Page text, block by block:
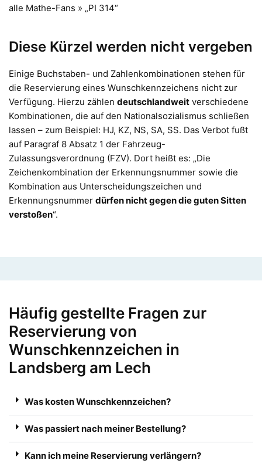
alle Mathe-Fans » „PI 314“
Diese Kürzel werden nicht vergeben
Einige Buchstaben- und Zahlenkombinationen stehen für
die Reservierung eines Wunschkennzeichens nicht zur
Verfügung. Hierzu zählen deutschlandweit verschiedene
Kombinationen, die auf den Nationalsozialismus schließen
lassen – zum Beispiel: HJ, KZ, NS, SA, SS. Das Verbot fußt
auf Paragraf 8 Absatz 1 der Fahrzeug-
Zulassungsverordnung (FZV). Dort heißt es: „Die
Zeichenkombination der Erkennungsnummer sowie die
Kombination aus Unterscheidungszeichen und
Erkennungsnummer dürfen nicht gegen die guten Sitten
verstoßen“.
Häufig gestellte Fragen zur
Reservierung von
Wunschkennzeichen in
Landsberg am Lech
Was kosten Wunschkennzeichen?
Was passiert nach meiner Bestellung?
Kann ich meine Reservierung verlängern?